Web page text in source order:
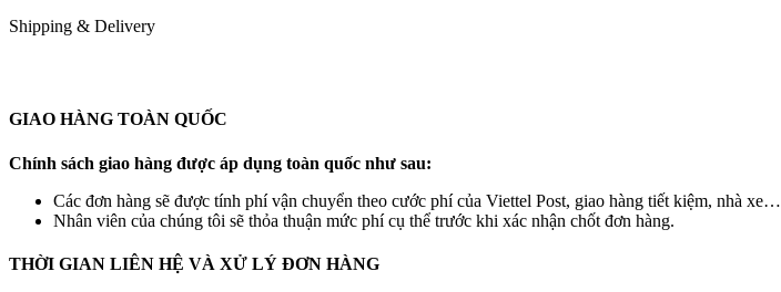
Shipping & Delivery
GIAO HÀNG TOÀN QUỐC
Chính sách giao hàng được áp dụng toàn quốc như sau:
Các đơn hàng sẽ được tính phí vận chuyển theo cước phí của Viettel Post, giao hàng tiết kiệm, nhà xe…
Nhân viên của chúng tôi sẽ thỏa thuận mức phí cụ thể trước khi xác nhận chốt đơn hàng.
THỜI GIAN LIÊN HỆ VÀ XỬ LÝ ĐƠN HÀNG